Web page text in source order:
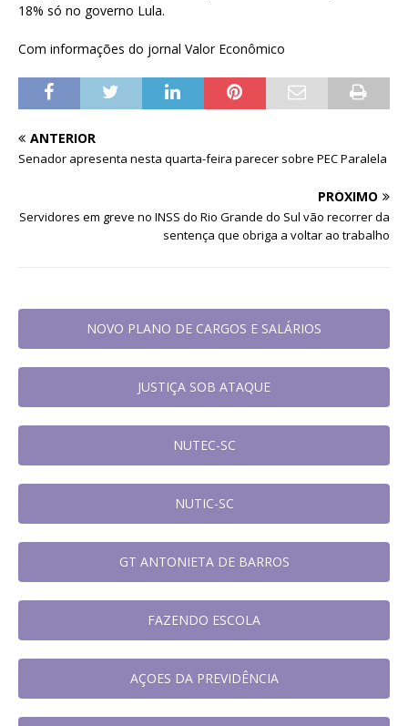
18% só no governo Lula.
Com informações do jornal Valor Econômico
ANTERIOR
Senador apresenta nesta quarta-feira parecer sobre PEC Paralela
PRÓXIMO
Servidores em greve no INSS do Rio Grande do Sul vão recorrer da
sentença que obriga a voltar ao trabalho
NOVO PLANO DE CARGOS E SALÁRIOS
JUSTIÇA SOB ATAQUE
NUTEC-SC
NUTIC-SC
GT ANTONIETA DE BARROS
FAZENDO ESCOLA
AÇOES DA PREVIDÊNCIA